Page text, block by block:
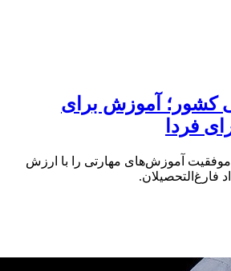
کشور؛ آموزش برای
فردا
موفقیت آموزش‌های مهارتی را با ارزش
فارغ‌التحصیلان.